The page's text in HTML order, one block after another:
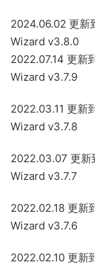
2024.06.02 更
Wizard v3.8.0
2022.07.14 更
Wizard v3.7.9
2022.03.11 更
Wizard v3.7.8
2022.03.07 更
Wizard v3.7.7
2022.02.18 更
Wizard v3.7.6
2022.02.10 更